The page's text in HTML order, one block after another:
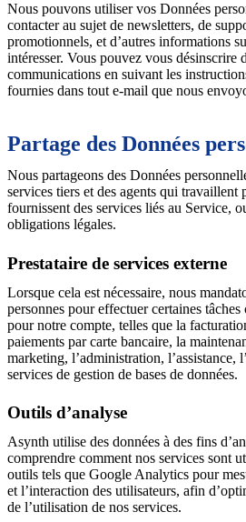
Nous pouvons utiliser vos Données
contacter au sujet de newsletters, de
promotionnels, et d’autres informations
intéresser. Vous pouvez vous désinscrire
communications en suivant les
fournies dans tout e-mail que nous
Partage des Données
Nous partageons des Données
services tiers et des agents qui travaillent
fournissent des services liés au Service,
obligations légales.
Prestataire de services externe
Lorsque cela est nécessaire, nous
personnes pour effectuer certaines
pour notre compte, telles que la
paiements par carte bancaire, la
marketing, l’administration, l’assistance,
services de gestion de bases de données.
Outils d’analyse
Asynth utilise des données à des fins
comprendre comment nos services sont
outils tels que Google Analytics pour
et l’interaction des utilisateurs, afin
de l’utilisation de nos services.